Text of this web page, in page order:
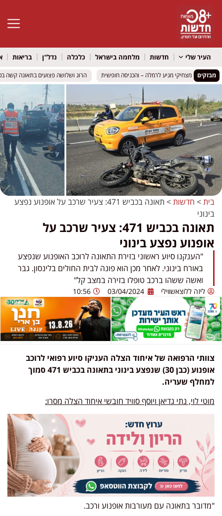
פתח
העיר שלי חדשות מלחמה בישראל כלכלה נדל"ן בריאות
מבזקים
רועיקי מצחיקי מגיע לרמלה – והכניסה חופשית
רועיקי מצחיקי מגיע לרמלה – והכניסה חופשית הרוג ושלושה פצועים בתאונה קשה בכביש 316 סמוך למיתר: שני כלי רכב
הרוג ושלושה פצועים בתאונה קשה בכביש 316 סמוך למיתר: שני כלי רכב
בית> חדשות>
תאונה בכביש 471: צעיר שרכב על אופנוע נפצע
בינוני
תאונה בכביש 471: צעיר שרכב על
אופנוע נפצע בינוני
"הענקנו סיוע ראשוני בזירת התאונה לרוכב האופנוע שנפצע
באורח בינוני. לאחר מכן הוא פונה לבית החולים בלינסון. גבר
ואשה ששהו ברכב טופלו בזירה במצב קל"
ליזה ללוצאשווילי 03/04/2024
10:56
צוותי הרפואה של איחוד הצלה העניקו סיוע רפואי לרוכב
אופנוע (כבן 30) שנפצע בינוני בתאונה בכביש 471 סמוך
למחלף שעריה.
מוטי לוי, נתי גדיאן ויוסף סוויד חובשי איחוד הצלה מסרו:
"מדובר בתאונה עם מעורבות אופנוע ורכב.